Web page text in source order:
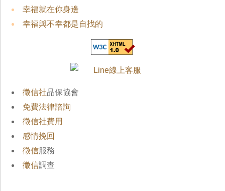
幸福就在你身邊
幸福與不幸都是自找的
徵信社品保協會
免費法律諮詢
徵信社費用
感情挽回
徵信服務
徵信調查